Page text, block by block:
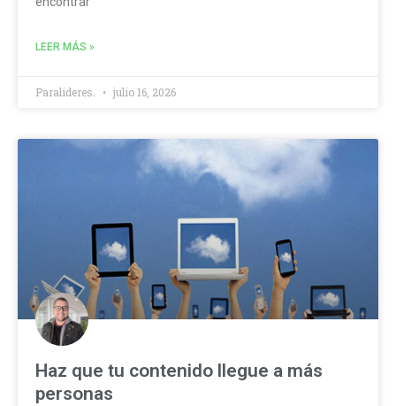
LEER MÁS »
Paralideres. julio 16, 2026
Haz que tu contenido llegue a más
personas